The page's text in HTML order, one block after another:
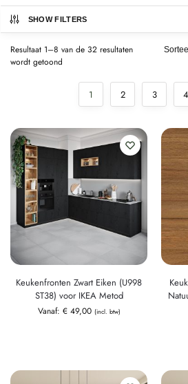
SHOW FILTERS
Resultaat 1–8 van de 32 resultaten
wordt getoond
1 2 3 4
Keukenfronten Zwart Eiken (U998
ST38) voor IKEA Metod
Vanaf: €49,00 (incl. btw)